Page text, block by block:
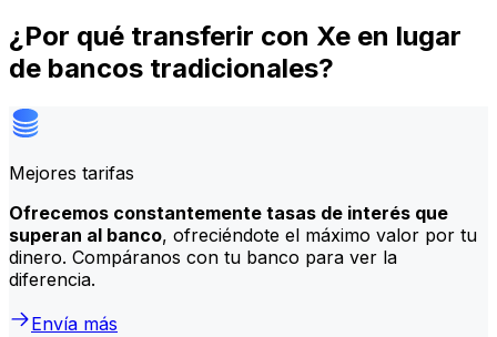
¿Por qué transferir con Xe en lugar
de bancos tradicionales?
Mejores tarifas
Ofrecemos constantemente tasas de interés que
superan al banco, ofreciéndote el máximo valor por tu
dinero. Compáranos con tu banco para ver la
diferencia.
Envía más